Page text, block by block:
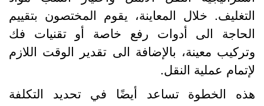
خلال المعاينة، يقوم المختصون بتقييم
الى أدوات رفع خاصة أو تقنيات فك
معينة، بالإضافة الى تقدير الوقت اللازم
عملية النقل.
الخطوة تساعد أيضًا في تحديد التكلفة